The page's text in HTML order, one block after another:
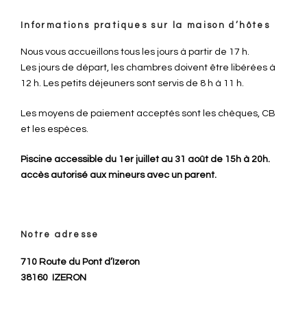
Informations pratiques sur la maison d’hôtes
Nous vous accueillons tous les jours à partir de 17 h.
Les jours de départ, les chambres doivent être libérées à
12 h. Les petits déjeuners sont servis de 8 h à 11 h.
Les moyens de paiement acceptés sont les chèques, CB
et les espèces.
Piscine accessible du 1er juillet au 31 août de 15h à 20h.
accès autorisé aux mineurs avec un parent.
Notre adresse
710 Route du Pont d’Izeron
38160 IZERON